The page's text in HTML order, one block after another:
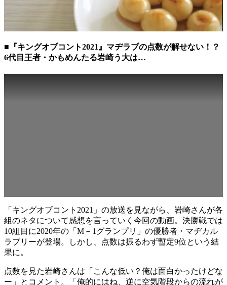
■『キングオブコント2021』マヂラブの点数が解せない！？
6代目王者・かもめんたる岩崎う大は…
「キングオブコント2021」の放送を見ながら、岩崎さんが各
組のネタについて感想を言っていく今回の動画。決勝戦では
10組目に2020年の「М－1グランプリ」の優勝者・マヂカル
ラブリーが登場。しかし、点数は振るわず暫定9位という結
果に。
点数を見た岩崎さんは「こんな低い？俺は面白かったけどな
ー」とコメント。「俺的にはね、逆に空気階段からの流れが